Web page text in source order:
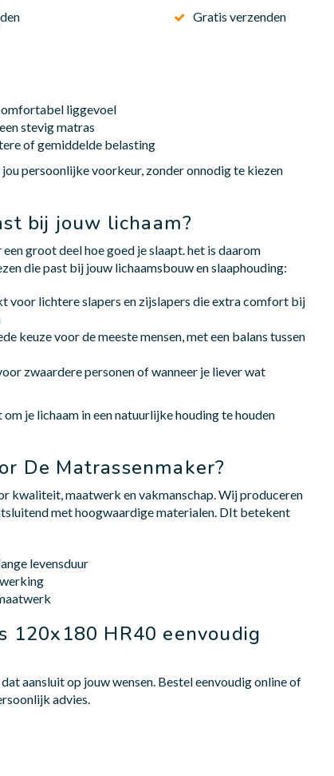
Gratis verzenden
liggevoel
stevig matras
of gemiddelde belasting
persoonlijke voorkeur, zonder onnodig te kiezen
bij jouw lichaam?
groot deel hoe goed je slaapt. het is daarom
die past bij jouw lichaamsbouw en slaaphouding:
voor lichtere slapers en zijslapers die extra comfort bij
keuze voor de meeste mensen, met een balans tussen
zwaardere personen of wanneer je liever wat
je lichaam in een natuurlijke houding te houden
De Matrassenmaker?
kwaliteit, maatwerk en vakmanschap. Wij produceren
met hoogwaardige materialen. DIt betekent
levensduur
120x180 HR40 eenvoudig
aansluit op jouw wensen. Bestel eenvoudig online of
advies.